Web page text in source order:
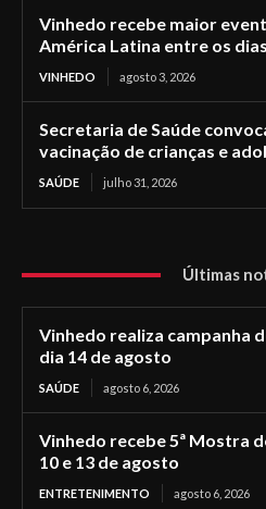
Vinhedo recebe maior
América Latina entre os
VINHEDO agosto 3, 2026
Secretaria de Saúde
vacinação de crianças e
SAÚDE julho 31, 2026
Últimas
Vinhedo realiza campanha
dia 14 de agosto
SAÚDE agosto 6, 2026
Vinhedo recebe 5ª Mostra
10 e 13 de agosto
ENTRETENIMENTO agosto 6, 2026